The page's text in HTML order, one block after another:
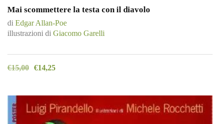
Mai scommettere la testa con il diavolo
di Edgar Allan-Poe
illustrazioni di Giacomo Garelli
€15,00 €14,25